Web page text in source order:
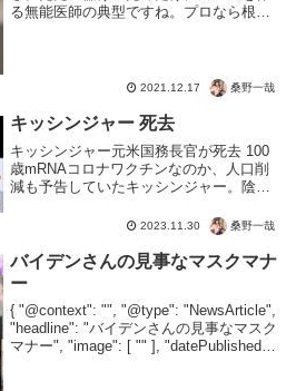
る無能医師の典型ですね。プロなら根拠
門家であって、医療報酬に従い薬を...
2021.12.17 桑野一哉
キッシンジャー 死去
キッシンジャー元米国務長官が死去 100
歳mRNAコロナワクチンなのか、人口削
減も予告していたキッシンジャー。陰謀
う現実。ロンメルの噂もあれど、100歳で
は大往生。日本は復興へ向かえるのでし
ょうか？DS（...
2023.11.30 桑野一哉
バイデンさんの見事なマスクマナ
ー
{ "@context": "", "@type": "NewsArticle",
"headline": "バイデンさんの見事なマスク
マナー", "image": [ "" ], "datePublished":